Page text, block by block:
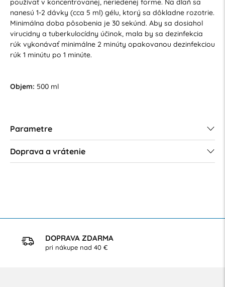
používať v koncentrovanej, neriedenej forme. Na dlaň sa
nanesú 1-2 dávky (cca 5 ml) gélu, ktorý sa dôkladne rozotrie.
Minimálna doba pôsobenia je 30 sekúnd. Aby sa dosiahol
virucidny a tuberkulocídny účinok, mala by sa dezinfekcia
rúk vykonávať minimálne 2 minúty opakovanou dezinfekciou
rúk 1 minútu po 1 minúte.
Objem: 500 ml
Parametre
Doprava a vrátenie
DOPRAVA ZDARMA
pri nákupe nad 40 €